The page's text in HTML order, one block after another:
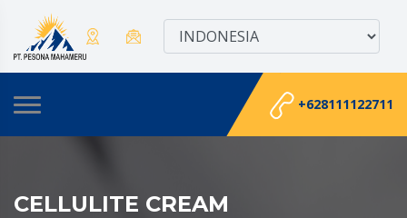
+628111122711
CELLULITE CREAM